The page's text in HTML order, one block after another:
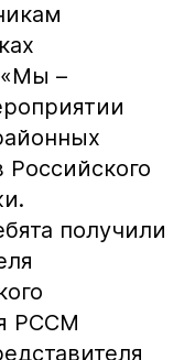
«Мы –
Российского
получили
РССМ